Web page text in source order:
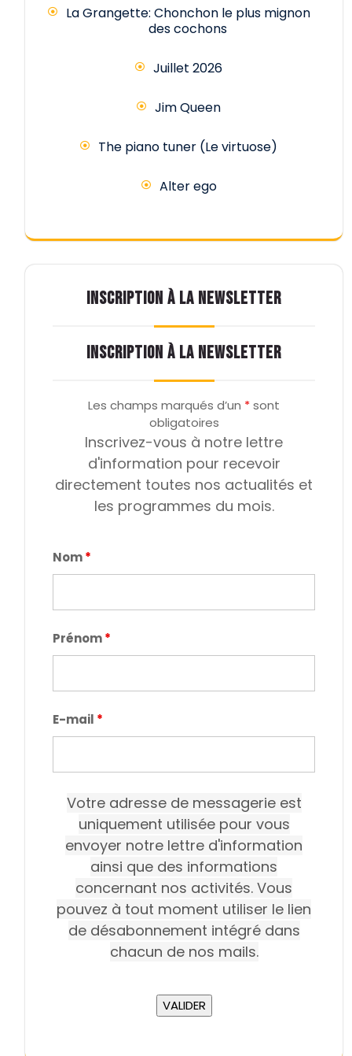
La Grangette: Chonchon le plus mignon
des cochons
Juillet 2026
Jim Queen
The piano tuner (Le virtuose)
Alter ego
INSCRIPTION À LA NEWSLETTER
INSCRIPTION À LA NEWSLETTER
Les champs marqués d’un *sont
obligatoires
Inscrivez-vous à notre lettre
d'information pour recevoir
directement toutes nos actualités et
les programmes du mois.
Nom*
Prénom*
E-mail *
Votre adresse de messagerie est
uniquement utilisée pour vous
envoyer notre lettre d'information
ainsi que des informations
concernant nos activités. Vous
pouvez à tout moment utiliser le lien
de désabonnement intégré dans
chacun de nos mails.